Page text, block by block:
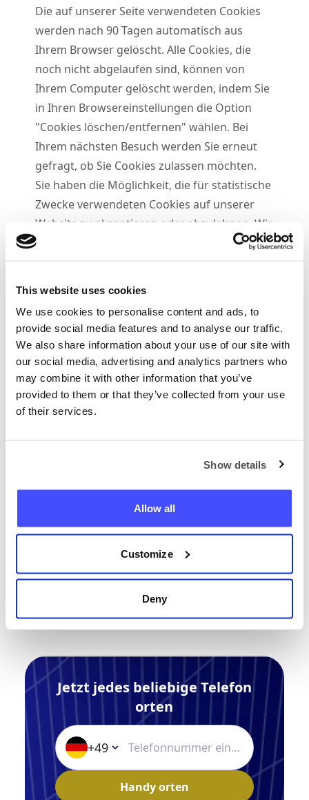
This website uses cookies
We use cookies to personalise content and ads, to
provide social media features and to analyse our traffic.
We also share information about your use of our site with
our social media, advertising and analytics partners who
may combine it with other information that you’ve
provided to them or that they’ve collected from your use
of their services.
Show details
Allow all
Customize
Deny
Die auf unserer Seite verwendeten Cookies
werden nach 90 Tagen automatisch aus
Ihrem Browser gelöscht. Alle Cookies, die
noch nicht abgelaufen sind, können von
Ihrem Computer gelöscht werden, indem Sie
in Ihren Browsereinstellungen die Option
"Cookies löschen/entfernen" wählen. Bei
Ihrem nächsten Besuch werden Sie erneut
gefragt, ob Sie Cookies zulassen möchten.
Sie haben die Möglichkeit, die für statistische
Zwecke verwendeten Cookies auf unserer
Website zu akzeptieren oder abzulehnen. Wir
verwenden diese Informationen, um die
Seiten sie am häufigsten erkunden.
Der Server einer Website merkt sich einige
grundlegende Details Ihrer Sitzung, während
Sie mithilfe von Cookies surfen. Diese
Informationen können statistisch untersucht
werden, um die Website im Laufe der Zeit
dieser Cookies einverstanden, indem sie auf
die Option "Ja, ich stimme zu" klicken oder
weiter auf der Website surfen. Wenn Sie
"Nein, ich lehne ab" wählen, können wir
Ihnen jedoch nicht versprechen, dass Sie
Jetzt jedes beliebige Telefon
orten
+49
Handy orten